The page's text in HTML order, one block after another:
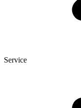
Service